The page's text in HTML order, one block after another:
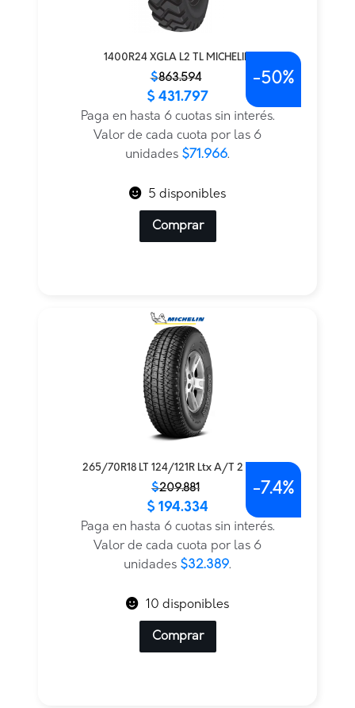
1400R24 XGLA L2 TL MICHELIN
$863.594
original
actual
$ 431.797
Paga en hasta 6 cuotas sin interés.
Valor de cada cuota por las 6
unidades $71.966.
-50%
5 disponibles
Comprar
265/70R18 LT 124/121R Ltx A/T 2 Dt Lre
$209.881
original
actual
$ 194.334
Paga en hasta 6 cuotas sin interés.
Valor de cada cuota por las 6
unidades $32.389.
-7.4%
10 disponibles
Comprar